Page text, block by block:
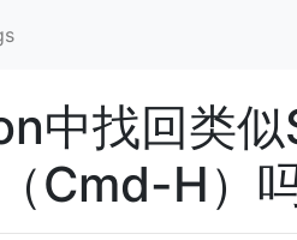
中找回类
Cmd-H）